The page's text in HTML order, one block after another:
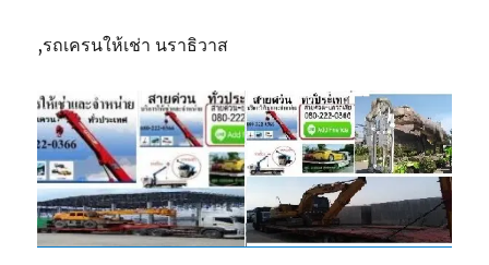
,รถเครนให้เช่า นราธิวาส